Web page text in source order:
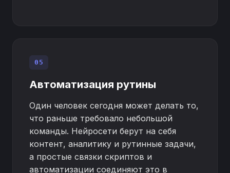
05
Автоматизация рутины
Один человек сегодня может делать то,
что раньше требовало небольшой
команды. Нейросети берут на себя
контент, аналитику и рутинные задачи,
а простые связки скриптов и
автоматизации соединяют это в